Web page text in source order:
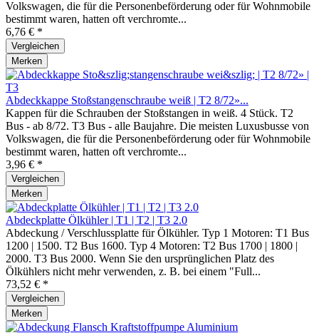
Volkswagen, die für die Personenbeförderung oder für Wohnmobile
bestimmt waren, hatten oft verchromte...
6,76 € *
Vergleichen
Merken
Abdeckkappe Stoßstangenschraube weiß | T2 8/72»...
Kappen für die Schrauben der Stoßstangen in weiß. 4 Stück. T2
Bus - ab 8/72. T3 Bus - alle Baujahre. Die meisten Luxusbusse von
Volkswagen, die für die Personenbeförderung oder für Wohnmobile
bestimmt waren, hatten oft verchromte...
3,96 € *
Vergleichen
Merken
Abdeckplatte Ölkühler | T1 | T2 | T3 2.0
Abdeckung / Verschlussplatte für Ölkühler. Typ 1 Motoren: T1 Bus
1200 | 1500. T2 Bus 1600. Typ 4 Motoren: T2 Bus 1700 | 1800 |
2000. T3 Bus 2000. Wenn Sie den ursprünglichen Platz des
Ölkühlers nicht mehr verwenden, z. B. bei einem "Full...
73,52 € *
Vergleichen
Merken